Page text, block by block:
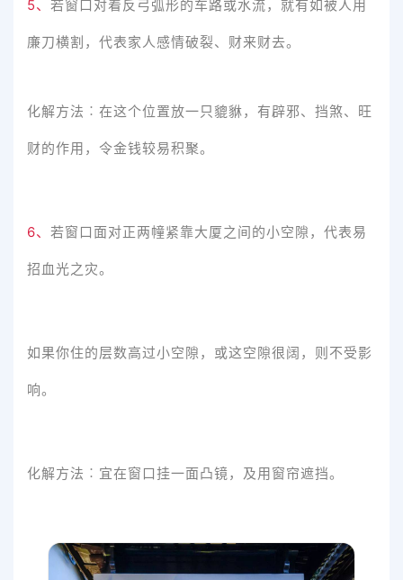
5、 若窗口对着反弓弧形的车路或水流，就有如被人用
廉刀横割，代表家人感情破裂、财来财去。
化解方法︰在这个位置放一只貔貅，有辟邪、挡煞、旺
财的作用，令金钱较易积聚。
6、 若窗口面对正两幢紧靠大厦之间的小空隙，代表易
招血光之灾。
如果你住的层数高过小空隙，或这空隙很阔，则不受影
响。
化解方法︰宜在窗口挂一面凸镜，及用窗帘遮挡。